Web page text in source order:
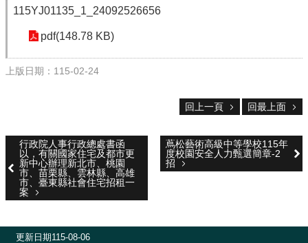
入
校
園
選
單
認
識
校
115YJ01135_1_24092526656
pdf(148.78 KB)
上版日期：115-02-24
回上一頁 回最上面
行政院人事行政總處書函
以，有關國家住宅及都市更
新中心辦理新北市、桃園
市、苗栗縣、雲林縣、高雄
市、臺東縣社會住宅招租一
案
蔦松藝術高級中等學校115年
度校園安全人力甄選簡章-2
招
更新日期115-08-06